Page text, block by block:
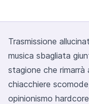
Trasmissione
musica sbagliata
stagione che
chiacchiere
opinionismo